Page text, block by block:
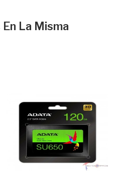
La Misma